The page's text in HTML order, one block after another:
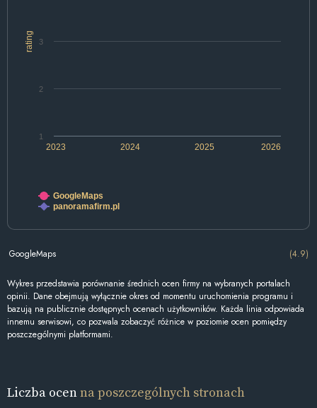
rating
2024 2026
2023 2025
1
2
3
GoogleMaps
panoramafirm.pl
GoogleMaps (4.9)
Wykres przedstawia porównanie średnich ocen firmy na wybranych portalach
opinii. Dane obejmują wyłącznie okres od momentu uruchomienia programu i
bazują na publicznie dostępnych ocenach użytkowników. Każda linia odpowiada
innemu serwisowi, co pozwala zobaczyć różnice w poziomie ocen pomiędzy
poszczególnymi platformami.
Liczba ocenna poszczególnych stronach